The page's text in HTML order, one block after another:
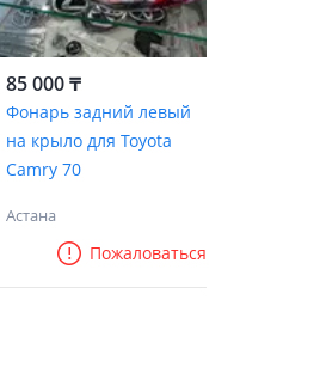
85 000 ₸
Фонарь задний левый
на крыло для Toyota
Camry 70
Астана
Пожаловаться